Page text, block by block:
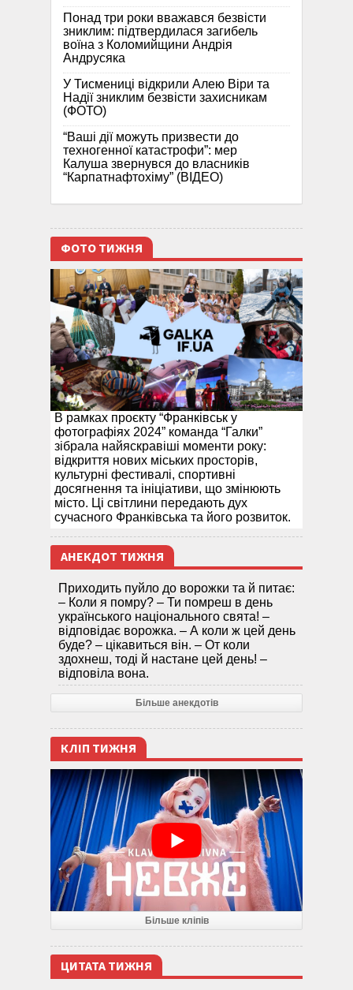
Понад три роки вважався безвісти
зниклим: підтвердилася загибель
воїна з Коломийщини Андрія
Андрусяка
У Тисмениці відкрили Алею Віри та
Надії зниклим безвісти захисникам
(ФОТО)
“Ваші дії можуть призвести до
техногенної катастрофи”: мер
Калуша звернувся до власників
“Карпатнафтохіму” (ВІДЕО)
ФОТО ТИЖНЯ
В рамках проєкту “Франківськ у
фотографіях 2024” команда “Галки”
зібрала найяскравіші моменти року:
відкриття нових міських просторів,
культурні фестивалі, спортивні
досягнення та ініціативи, що змінюють
місто. Ці світлини передають дух
сучасного Франківська та його розвиток.
АНЕКДОТ ТИЖНЯ
Приходить пуйло до ворожки та й питає:
– Коли я помру? – Ти помреш в день
українського національного свята! –
відповідає ворожка. – А коли ж цей день
буде? – цікавиться він. – От коли
здохнеш, тоді й настане цей день! –
відповіла вона.
Більше анекдотів
КЛІП ТИЖНЯ
Більше кліпів
ЦИТАТА ТИЖНЯ